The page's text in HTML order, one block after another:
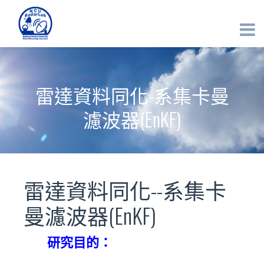
雷達資料同化-系集卡曼
濾波器(EnKF)
雷達資料同化--系集卡
曼濾波器(EnKF)
研究目的：